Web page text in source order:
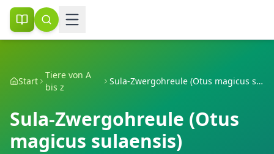
Start
Tiere von A
bis z
Sula-Zwergohreule (Otus magicus sulaensis)
Sula-Zwergohreule (Otus
magicus sulaensis)